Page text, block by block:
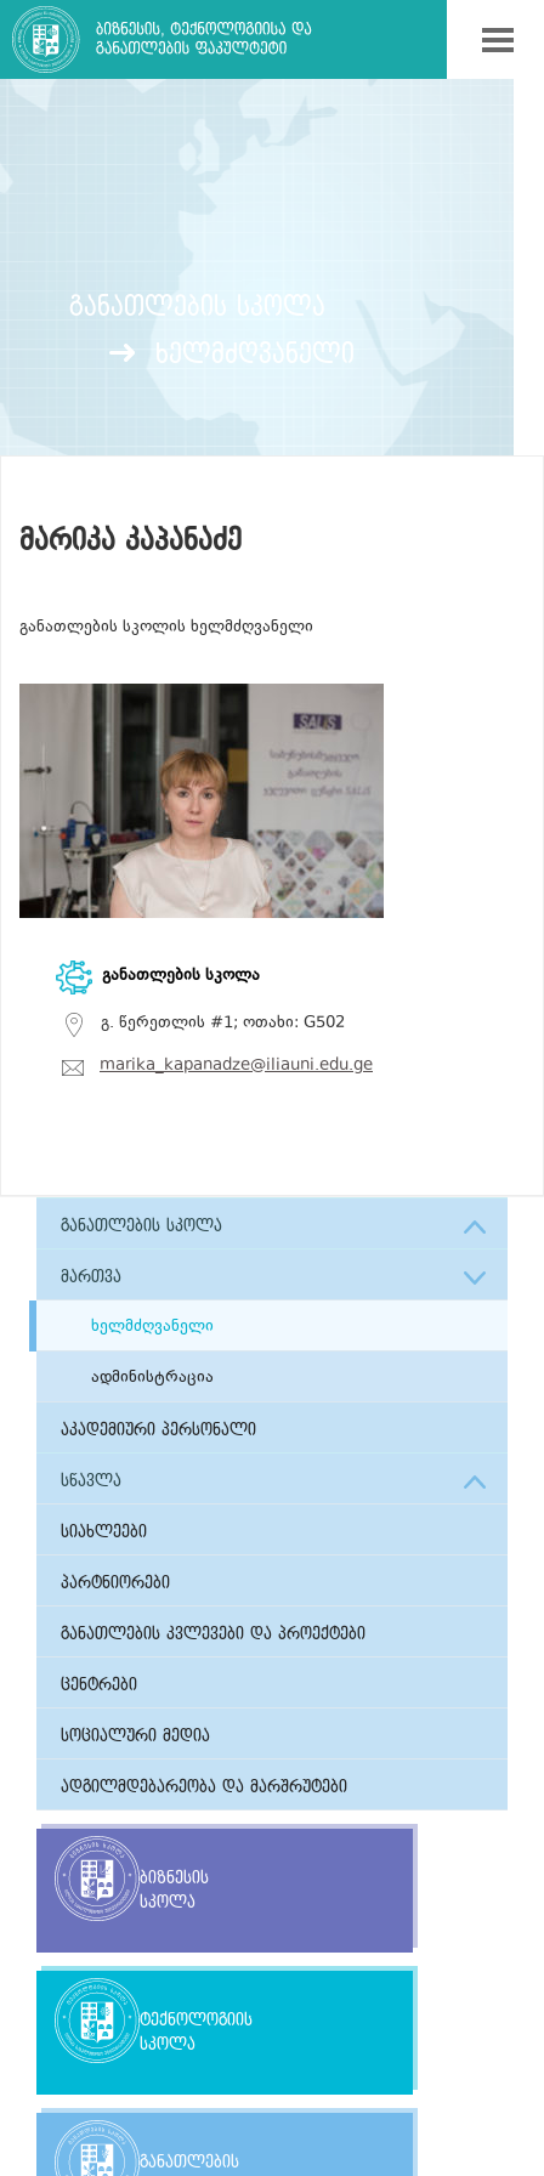
ᲒᲐᲜᲐᲗᲚᲔᲑᲘᲡ ᲡᲙᲝᲚᲐ
ხელმძღვანელი
ᲛᲐᲠᲘᲙᲐ ᲙᲐᲞᲐᲜᲐᲫᲔ
განათლების სკოლის ხელმძღვანელი
განათლების სკოლა
გ. წერეთლის #1; ოთახი: G502
marika_kapanadze@iliauni.edu.ge
განათლების სკოლა
მართვა
ხელმძღვანელი
ადმინისტრაცია
აკადემიური პერსონალი
სწავლა
სიახლეები
პარტნიორები
განათლების კვლევები და პროექტები
ცენტრები
სოციალური მედია
ადგილმდებარეობა და მარშრუტები
ბიზნესის
სკოლა
ტექნოლოგიის
სკოლა
განათლების